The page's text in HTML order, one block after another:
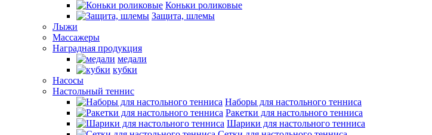
Коньки роликовые
Защита, шлемы
Лыжи
Массажеры
Наградная продукция
медали
кубки
Насосы
Настольный теннис
Наборы для настольного тенниса
Ракетки для настольного тенниса
Шарики для настольного тенниса